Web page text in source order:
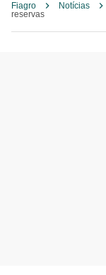
Fiagro Notícias
reservas